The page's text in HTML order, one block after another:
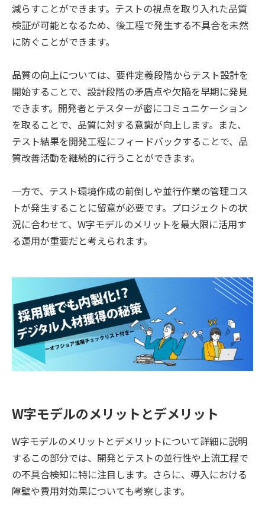
減らすことができます。テストの視点を取り入れた品質
検証が可能となるため、後工程で発生する不具合を未然
に防ぐことができます。
品質の向上については、要件定義段階からテスト設計を
開始することで、設計段階の矛盾点や欠陥を早期に発見
できます。開発者とテスターが密にコミュニケーション
を取ることで、品質に対する意識が向上します。また、
テスト結果を開発工程にフィードバックすることで、品
質改善活動を継続的に行うことができます。
一方で、テスト環境作成の前倒しや並行作業の管理コス
トが発生することに留意が必要です。プロジェクトの状
況に合わせて、W字モデルのメリットを最大限に活用す
る運用が重要だと考えられます。
W字モデルのメリットとデメリット
W字モデルのメリットとデメリットについて詳細に説明
するこの部分では、開発とテストの並行性や上流工程で
の不具合検知に特に注目します。さらに、導入における
障壁や費用対効果についても考察します。